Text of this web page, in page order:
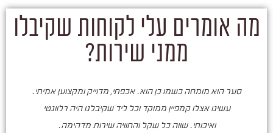
מה אומרים עלי לקוחות שקיבלו
ממני שירות?
סער הוא מומחה כשמו כן הוא. אכפתי, מדוייק ומקצוען אמיתי.
עשינו אצלו קמפיין ממוקד וכל ליד שקיבלנו היה רלוונטי
ואיכותי. שווה כל שקל והחוויה שירות מדהימה.